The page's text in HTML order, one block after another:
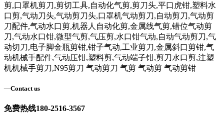
剪,口罩机剪刀,剪切工具,自动化气剪,剪刀头,平口虎钳,塑料水
口剪,气动刀头,气动剪刀头,口罩机气动剪刀,自动剪刀,气动剪
刀配件,气动水口剪,机器人自动化剪,金属线气剪,错位气动剪
刀,气动水口钳,微型气剪,气压剪,水口钳气动,自动气动剪刀,气
动切刀,电子脚金瓶剪钳,钳子气动,工业剪刀,金属斜口剪钳,气
动机械手配件,气动压钳,塑料剪,气动端子钳,剪刀水口剪,注塑
机机械手剪刀,N95剪刀 气动剪刀 气剪 气动剪 气动剪钳
—Contact us
免费热线180-2516-3567